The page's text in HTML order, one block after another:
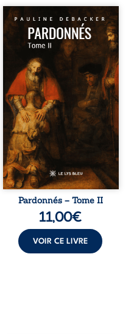
Et si vous pouviez marcher aux
côtés de ceux qui ont vraiment
connu le Christ ? Marie-
Madeleine, le Bon Larron…
Autant de témoins dont la voix
résonne encore aujourd’hui à
travers les siècles et nous
interpelle. Qui étaient-ils ? Que
vivaient-ils auprès de Jésus ?
Quels doutes, quelles
incompréhensions ont façonné
leur chemin spirituel ? Ce
second tome propose une
immersion ...
Pardonnés – Tome II
11,00€
VOIR CE LIVRE